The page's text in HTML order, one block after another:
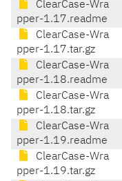
ClearCase-Wra
pper-1.17.readme
ClearCase-Wra
pper-1.17.tar.gz
ClearCase-Wra
pper-1.18.readme
ClearCase-Wra
pper-1.18.tar.gz
ClearCase-Wra
pper-1.19.readme
ClearCase-Wra
pper-1.19.tar.gz